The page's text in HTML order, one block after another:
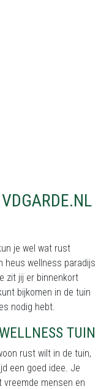
je wel wat rust
heus wellness paradijs
zit jij er binnenkort
bijkomen in de tuin
nodig hebt.
TUIN
rust wilt in de tuin,
een goed idee. Je
mensen en